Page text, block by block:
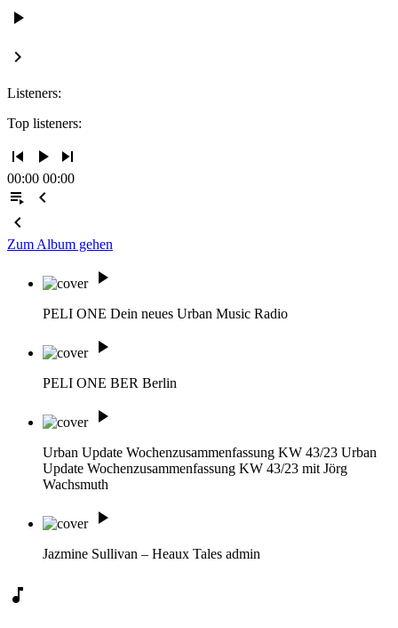
play_arrow
keyboard_arrow_right
Listeners:
Top listeners:
skip_previous play_arrow skip_next
00:00 00:00
playlist_play
chevron_left
chevron_left
Zum Album gehen
play_arrow
PELI ONE Dein neues Urban Music Radio
play_arrow
PELI ONE BER Berlin
play_arrow
Urban Update Wochenzusammenfassung KW 43/23 Urban
Update Wochenzusammenfassung KW 43/23 mit Jörg
Wachsmuth
play_arrow
Jazmine Sullivan – Heaux Tales admin
music_note